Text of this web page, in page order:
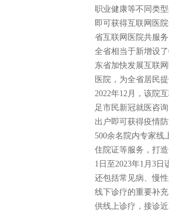
职业健康等不同类
即可获得互联网医
省互联网医院共服
全省相当于新增设
东省加快发展互联
医院，为全省居民
2022年12月，该院
足市民新冠就医咨
出户即可获得疫情
500余名院内专家线
住院证等服务，打
1日至2023年1月3日
还包括常见病、慢
线下诊疗的重要补
供线上诊疗，接诊